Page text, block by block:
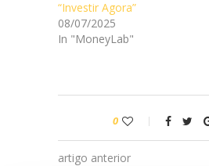
“Investir Agora”
08/07/2025
In "MoneyLab"
0
artigo anterior